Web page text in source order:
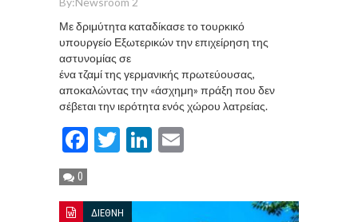
Με δριμύτητα καταδίκασε το τουρκικό
υπουργείο Εξωτερικών την επιχείρηση της
αστυνομίας σε
ένα τζαμί της γερμανικής πρωτεύουσας,
αποκαλώντας την «άσχημη» πράξη που δεν
σέβεται την ιερότητα ενός χώρου λατρείας.
Facebook
TwitterLinkedIn
0
ΔΙΕΘΝΗ